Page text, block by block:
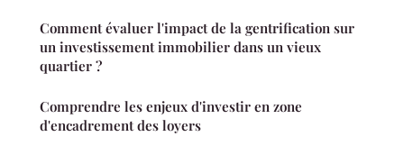
Comment évaluer l'impact de la gentrification sur
un investissement immobilier dans un vieux
quartier ?
Comprendre les enjeux d'investir en zone
d'encadrement des loyers